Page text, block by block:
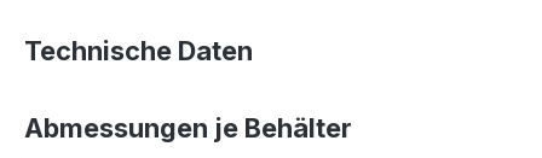
mit einem
Lebensdauer der Pumpe verlängert und die Sicherheit
zusätzlich mit einem Ansaugfilterausstatten.
Tauchdruckpumpen Classic: Diese Pumpen bieten
Technische Daten
Abmessungen je Behälter